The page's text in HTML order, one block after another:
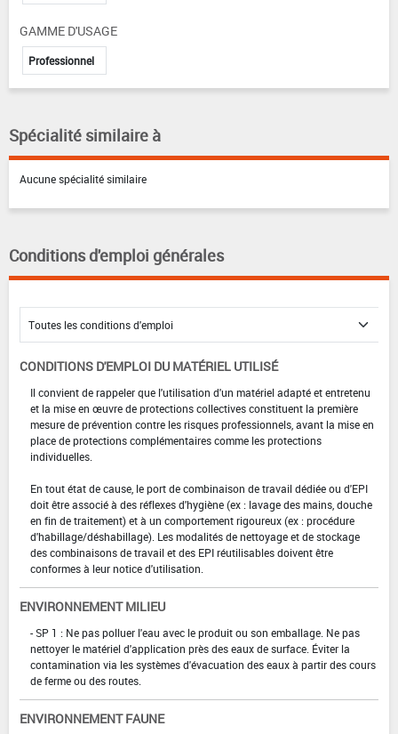
GAMME D'USAGE
Professionnel
Spécialité similaire à
Aucune spécialité similaire
Conditions d'emploi générales
CONDITIONS D'EMPLOI DU MATÉRIEL UTILISÉ
Il convient de rappeler que l'utilisation d'un matériel adapté et entretenu
et la mise en œuvre de protections collectives constituent la première
mesure de prévention contre les risques professionnels, avant la mise en
place de protections complémentaires comme les protections
individuelles.
En tout état de cause, le port de combinaison de travail dédiée ou d'EPI
doit être associé à des réflexes d'hygiène (ex : lavage des mains, douche
en fin de traitement) et à un comportement rigoureux (ex : procédure
d'habillage/déshabillage). Les modalités de nettoyage et de stockage
des combinaisons de travail et des EPI réutilisables doivent être
conformes à leur notice d'utilisation.
ENVIRONNEMENT MILIEU
- SP 1 : Ne pas polluer l'eau avec le produit ou son emballage. Ne pas
nettoyer le matériel d'application près des eaux de surface. Éviter la
contamination via les systèmes d'évacuation des eaux à partir des cours
de ferme ou des routes.
ENVIRONNEMENT FAUNE